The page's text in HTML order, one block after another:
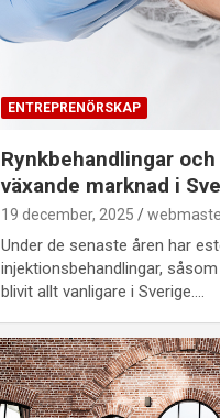
ENTREPRENÖRSKAP
Rynkbehandlingar
växande marknad i
19 december, 2025
Under de senaste åren har
injektionsbehandlingar,
blivit allt vanligare i Sverige.…